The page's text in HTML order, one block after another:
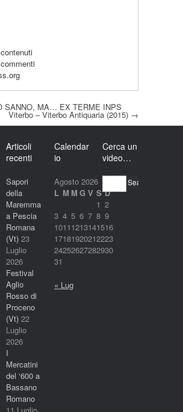
SANNO, MA… EX TERME INPS
Viterbo – Viterbo Antiquaria (2015) →
Articoli
recenti
Sapori
della
Maremma
a Pescia
Romana
(Vt) 23
Luglio
2026
Festival
Aglio
Rosso di
Proceno
(Vt) 22
Luglio
2026
I
Mercatini
del ‘600 a
Bassano
Romano
Calendar
io
Agosto 2026
L M M G V S D
1 2
3 4 5 6 7 8 9
10111213141516
17181920212223
24252627282930
31
« Lug
Cerca un
video…